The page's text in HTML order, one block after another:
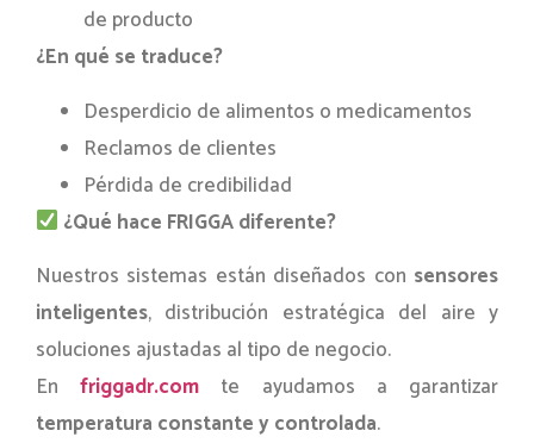
de producto
¿En qué se traduce?
Desperdicio de alimentos o medicamentos
Reclamos de clientes
Pérdida de credibilidad
¿Qué hace FRIGGA diferente?
Nuestros sistemas están diseñados con sensores
inteligentes, distribución estratégica del aire y
soluciones ajustadas al tipo de negocio.
Enfriggadr.com te ayudamos a garantizar
temperatura constante y controlada.